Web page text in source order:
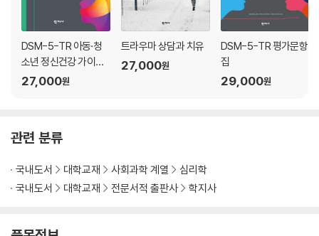
공동리더십
집단상담자의 문제행동
―수업활동
―복습문제
집단원의 기능적 역할
집단원의 문제행동
―수업활동
―복습문제
변화촉진기술
DSM-5-TR 아동·청
소년 정신건강 가이드
북
27,000원
트라우마 상담과 치유
27,000원
DSM-5-TR 평가문항
집
29,000원
관련 분류
국내도서 대학교재 사회과학 계열
심리학
국내도서
대학교재 전문서적 출판사 학지사